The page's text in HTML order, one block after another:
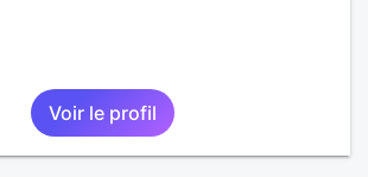
Voir le profil